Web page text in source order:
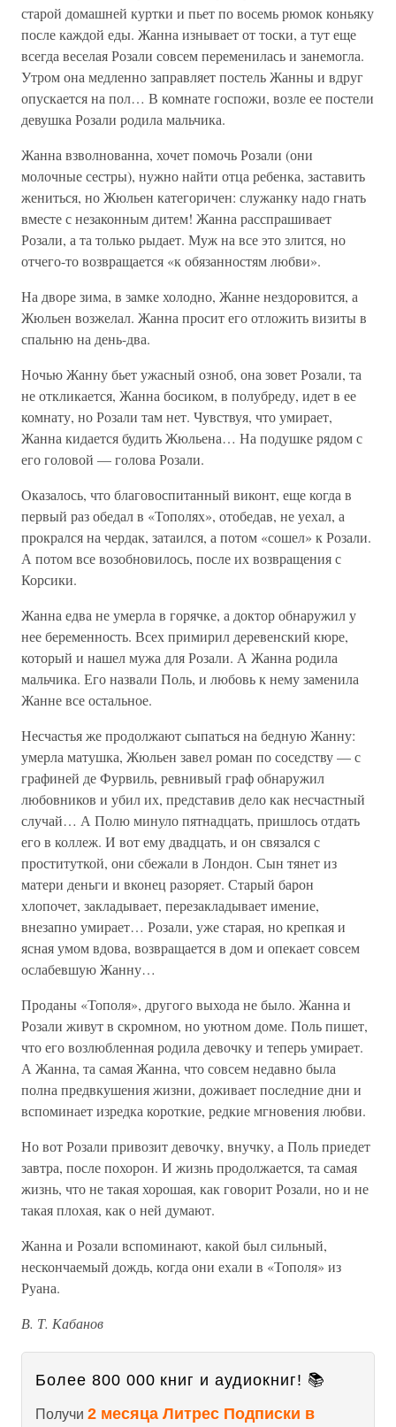
старой домашней куртки и пьет по восемь рюмок коньяку
после каждой еды. Жанна изнывает от тоски, а тут еще
всегда веселая Розали совсем переменилась и занемогла.
Утром она медленно заправляет постель Жанны и вдруг
опускается на пол… В комнате госпожи, возле ее постели
девушка Розали родила мальчика.
Жанна взволнованна, хочет помочь Розали (они
молочные сестры), нужно найти отца ребенка, заставить
жениться, но Жюльен категоричен: служанку надо гнать
вместе с незаконным дитем! Жанна расспрашивает
Розали, а та только рыдает. Муж на все это злится, но
отчего-то возвращается «к обязанностям любви».
На дворе зима, в замке холодно, Жанне нездоровится, а
Жюльен возжелал. Жанна просит его отложить визиты в
спальню на день-два.
Ночью Жанну бьет ужасный озноб, она зовет Розали, та
не откликается, Жанна босиком, в полубреду, идет в ее
комнату, но Розали там нет. Чувствуя, что умирает,
Жанна кидается будить Жюльена… На подушке рядом с
его головой — голова Розали.
Оказалось, что благовоспитанный виконт, еще когда в
первый раз обедал в «Тополях», отобедав, не уехал, а
прокрался на чердак, затаился, а потом «сошел» к Розали.
А потом все возобновилось, после их возвращения с
Корсики.
Жанна едва не умерла в горячке, а доктор обнаружил у
нее беременность. Всех примирил деревенский кюре,
который и нашел мужа для Розали. А Жанна родила
мальчика. Его назвали Поль, и любовь к нему заменила
Жанне все остальное.
Несчастья же продолжают сыпаться на бедную Жанну:
умерла матушка, Жюльен завел роман по соседству — с
графиней де Фурвиль, ревнивый граф обнаружил
любовников и убил их, представив дело как несчастный
случай… А Полю минуло пятнадцать, пришлось отдать
его в коллеж. И вот ему двадцать, и он связался с
проституткой, они сбежали в Лондон. Сын тянет из
матери деньги и вконец разоряет. Старый барон
хлопочет, закладывает, перезакладывает имение,
внезапно умирает… Розали, уже старая, но крепкая и
ясная умом вдова, возвращается в дом и опекает совсем
ослабевшую Жанну…
Проданы «Тополя», другого выхода не было. Жанна и
Розали живут в скромном, но уютном доме. Поль пишет,
что его возлюбленная родила девочку и теперь умирает.
А Жанна, та самая Жанна, что совсем недавно была
полна предвкушения жизни, доживает последние дни и
вспоминает изредка короткие, редкие мгновения любви.
Но вот Розали привозит девочку, внучку, а Поль приедет
завтра, после похорон. И жизнь продолжается, та самая
жизнь, что не такая хорошая, как говорит Розали, но и не
такая плохая, как о ней думают.
Жанна и Розали вспоминают, какой был сильный,
нескончаемый дождь, когда они ехали в «Тополя» из
Руана.
В. Т. Кабанов
Более 800 000 книг и аудиокниг! 📚
Получи 2 месяца Литрес Подписки в